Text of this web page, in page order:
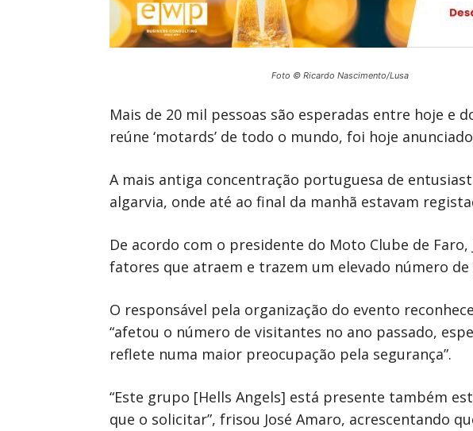
Foto © Ricardo Nascimento/Lusa
Mais de 20 mil pessoas são esperadas entre hoje e
reúne ‘motards’ de todo o mundo, foi hoje
A mais antiga concentração portuguesa de
algarvia, onde até ao final da manhã estavam
De acordo com o presidente do Moto Clube de
fatores que atraem e trazem um elevado número
O responsável pela organização do evento
“afetou o número de visitantes no ano passado,
reflete numa maior preocupação pela segurança”.
“Este grupo [Hells Angels] está presente também
que o solicitar”, frisou José Amaro, acrescentando